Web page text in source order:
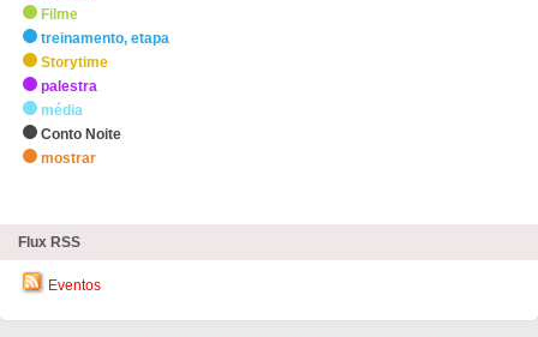
Filme
treinamento, etapa
Storytime
palestra
média
Conto Noite
mostrar
Flux RSS
Eventos